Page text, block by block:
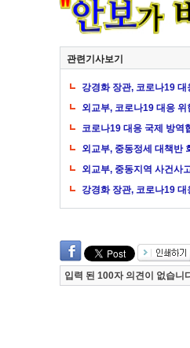
관련기사보기
강경화 장관, 코로나19
외교부, 코로나19 대응
코로나19 대응 국제 방역
외교부, 중동정세 대책반
외교부, 중동지역 사건사
강경화 장관, 코로나19
입력 된 100자 의견이 없습니